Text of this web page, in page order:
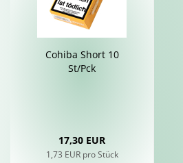
Co­hi­ba Short 10
St/Pck
17,30 EUR
1,73 EUR pro Stück